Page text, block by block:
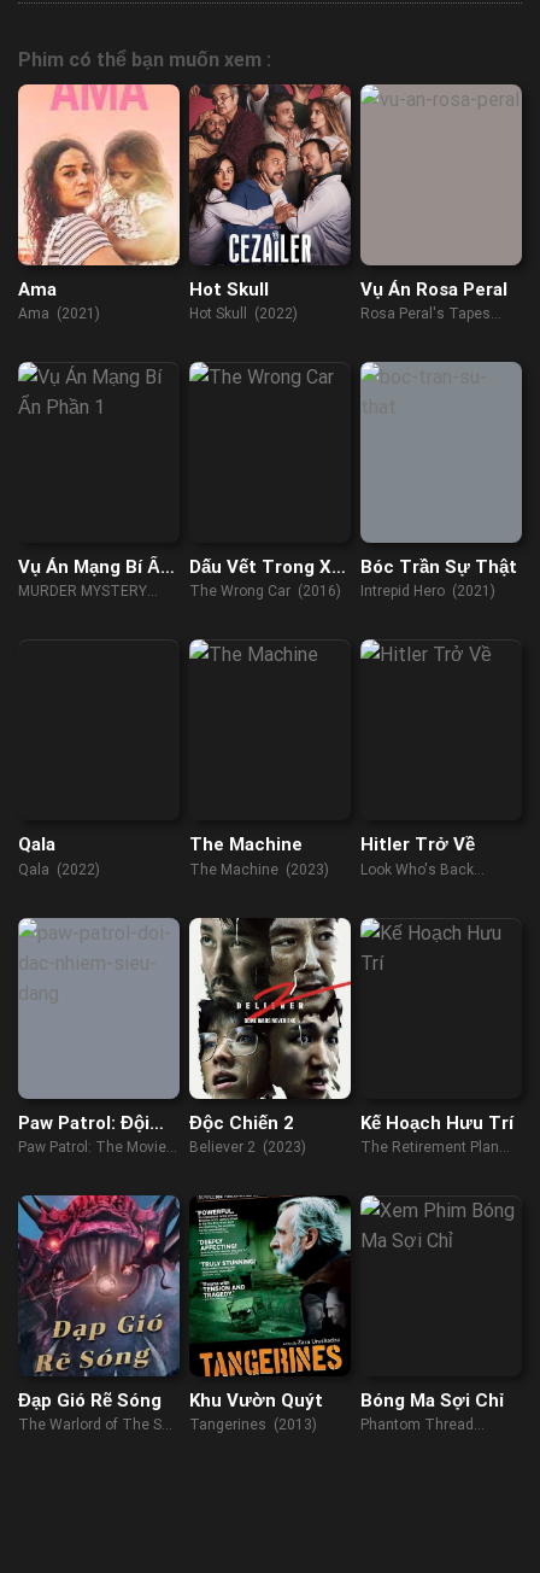
Phim có thể bạn muốn xem :
Ama
Ama (2021)
Hot Skull
Hot Skull (2022)
Vụ Án Rosa Peral
Rosa Peral's Tapes
Vụ Án Mạng Bí Ẩn
Phần 1
MURDER MYSTERY
Dấu Vết Trong Xe
Hơi
The Wrong Car (2016)
Bóc Trần Sự Thật
Intrepid Hero (2021)
Qala
Qala (2022)
The Machine
The Machine (2023)
Hitler Trở Về
Look Who's Back
Paw Patrol: Đội
Đặc Nhiệm Siêu
Paw Patrol: The Movie
Độc Chiến 2
Believer 2 (2023)
Kế Hoạch Hưu Trí
The Retirement Plan
Đạp Gió Rẽ Sóng
The Warlord of The Sea
Khu Vườn Quýt
Tangerines (2013)
Bóng Ma Sợi Chỉ
Phantom Thread